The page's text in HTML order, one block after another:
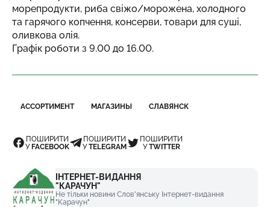
морепродукти, риба свіжо/морожена, холодного
та гарячого копчення, консерви, товари для суші,
оливкова олія.
Графік роботи з 9.00 до 16.00.
АССОРТИМЕНТ МАГАЗИНЫ СЛАВЯНСК
ПОШИРИТИ
У FACEBOOK
ПОШИРИТИ
УTELEGRAM
ПОШИРИТИ
УTWITTER
ІНТЕРНЕТ-ВИДАННЯ
"КАРАЧУН"
Не тільки новини Слов'янську Інтернет-видання
"Карачун"